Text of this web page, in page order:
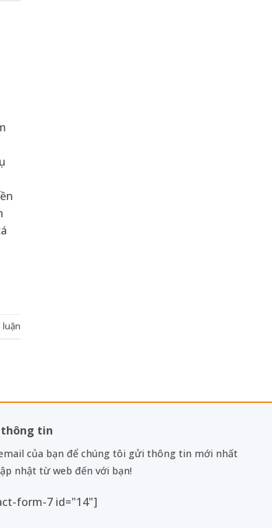
luận
tin
của bạn để chúng tôi gửi thông tin mới nhất
nhật từ web đến với bạn!
form-7 id="14"]